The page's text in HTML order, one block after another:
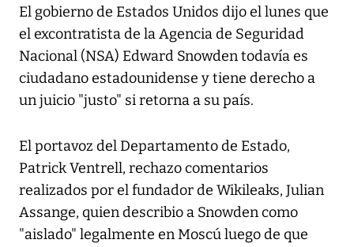
El gobierno de Estados Unidos dijo el lunes que
el excontratista de la Agencia de Seguridad
Nacional (NSA) Edward Snowden todavía es
ciudadano estadounidense y tiene derecho a
un juicio "justo" si retorna a su país.
El portavoz del Departamento de Estado,
Patrick Ventrell, rechazo comentarios
realizados por el fundador de Wikileaks, Julian
Assange, quien describio a Snowden como
"aislado" legalmente en Moscú luego de que